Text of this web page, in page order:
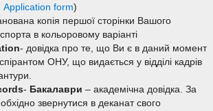
Application form)
копія першої сторінки Вашого
в кольоровому варіанті
- довідка про те, що Ви є в даний момент
ОНУ, що видається у відділі кадрів
- Бакалаври – академічна довідка. За
звернутися в деканат свого